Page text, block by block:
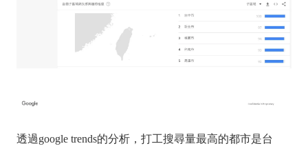
透過google trends的分析，打工搜尋量最高的都市是台